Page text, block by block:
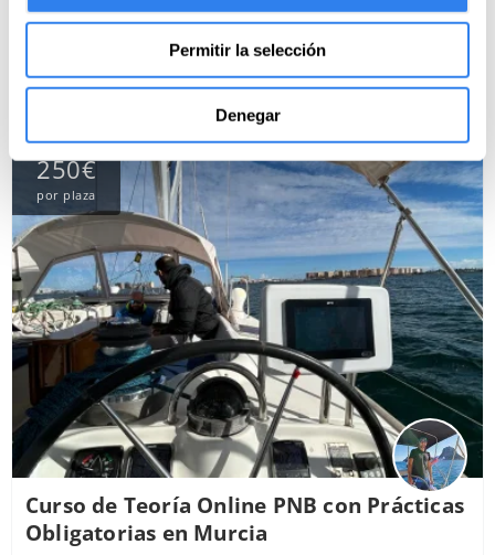
Permitir la selección
Denegar
Lugar: Sevilla, España
122 valoraciones
Próximo curso: 23 octubre
250€
por plaza
Curso de Teoría Online PNB con Prácticas
Obligatorias en Murcia